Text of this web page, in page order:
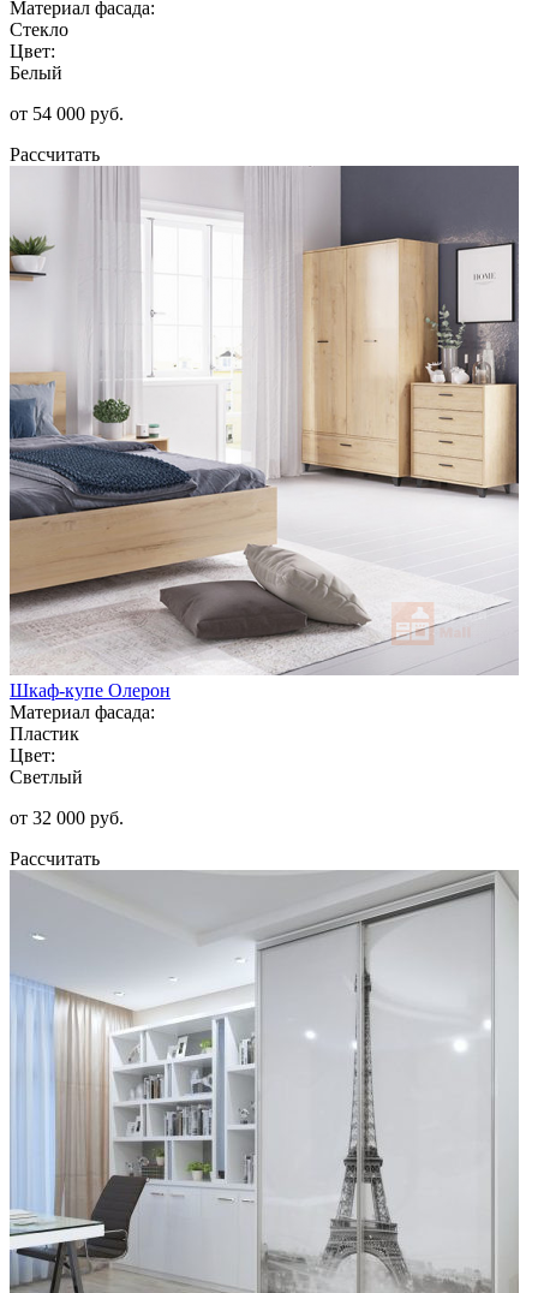
Материал фасада:
Стекло
Цвет:
Белый
от 54 000 руб.
Рассчитать
Шкаф-купе Олерон
Материал фасада:
Пластик
Цвет:
Светлый
от 32 000 руб.
Рассчитать